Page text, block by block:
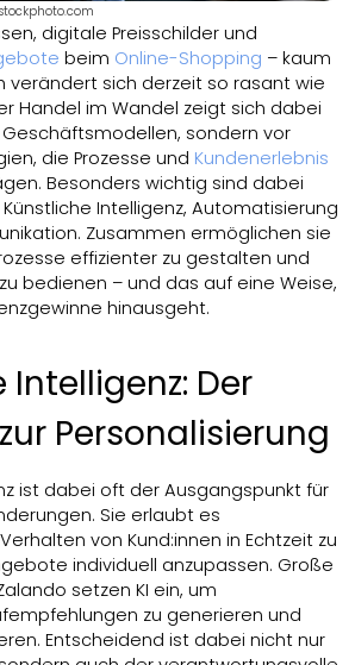
digitale Preisschilder und
beim Online-Shopping – kaum
verändert sich derzeit so rasant wie
Handel im Wandel zeigt sich dabei
sondern vor
die Prozesse und Kundenerlebnis
Besonders wichtig sind dabei
Intelligenz, Automatisierung
Zusammen ermöglichen sie
effizienter zu gestalten und
bedienen – und das auf eine Weise,
hinausgeht.
Intelligenz: Der
Personalisierung
ist dabei oft der Ausgangspunkt für
Sie erlaubt es
von Kund:innen in Echtzeit zu
individuell anzupassen. Große
setzen KI ein, um
zu generieren und
Entscheidend ist dabei nicht nur